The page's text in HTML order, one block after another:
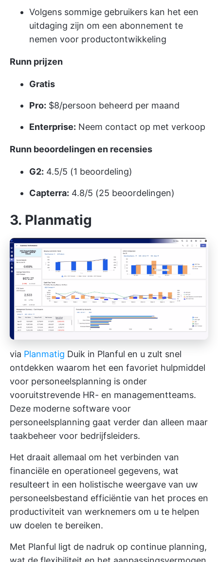
Volgens sommige gebruikers kan het een
uitdaging zijn om een abonnement te
nemen voor productontwikkeling
Runn prijzen
Gratis
Pro: $8/persoon beheerd per maand
Enterprise: Neem contact op met verkoop
Runn beoordelingen en recensies
G2: 4.5/5 (1 beoordeling)
Capterra: 4.8/5 (25 beoordelingen)
3. Planmatig
via Planmatig Duik in Planful en u zult snel
ontdekken waarom het een favoriet hulpmiddel
voor personeelsplanning is onder
vooruitstrevende HR- en managementteams.
Deze moderne software voor
personeelsplanning gaat verder dan alleen maar
taakbeheer voor bedrijfsleiders.
Het draait allemaal om het verbinden van
financiële en operationeel gegevens, wat
resulteert in een holistische weergave van uw
personeelsbestand efficiëntie van het proces en
productiviteit van werknemers om u te helpen
uw doelen te bereiken.
Met Planful ligt de nadruk op continue planning,